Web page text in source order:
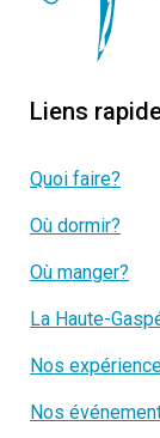
Liens
Quoi faire?
Où dormir?
Où manger?
La Haute-
Nos
Nos